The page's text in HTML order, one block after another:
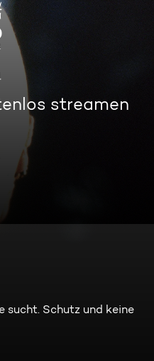
streamen
sucht. Schutz und keine